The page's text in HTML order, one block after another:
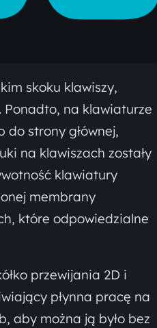
skoku klawiszy,
na klawiaturze
strony głównej,
na klawiszach zostały
klawiatury
membrany
które odpowiedzialne
przewijania 2D i
płynna pracę na
aby można ją było bez